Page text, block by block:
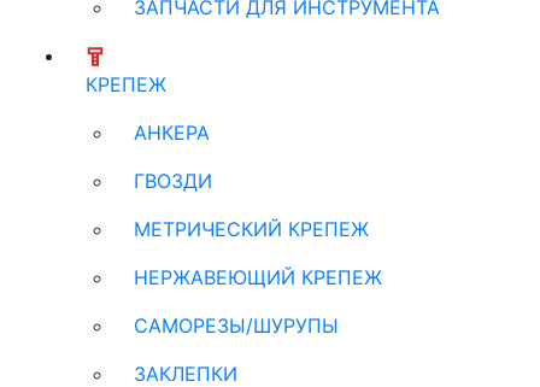
ЗАПЧАСТИ ДЛЯ ИНСТРУМЕНТА
КРЕПЕЖ
АНКЕРА
ГВОЗДИ
МЕТРИЧЕСКИЙ КРЕПЕЖ
НЕРЖАВЕЮЩИЙ КРЕПЕЖ
САМОРЕЗЫ/ШУРУПЫ
ЗАКЛЕПКИ